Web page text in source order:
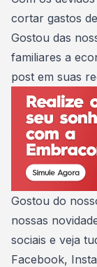
cortar gastos
Gostou das
familiares a
post em suas
Gostou do
nossas
sociais e veja
Facebook,